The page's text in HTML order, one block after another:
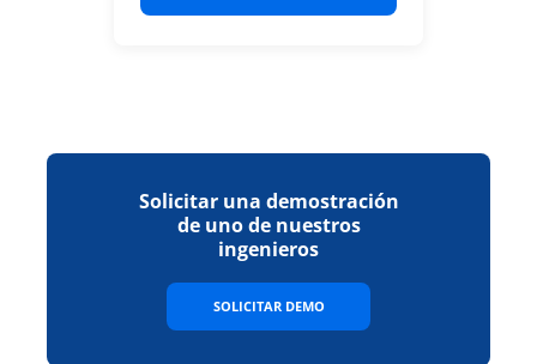
Solicitar una demostración
de uno de nuestros
ingenieros
SOLICITAR DEMO